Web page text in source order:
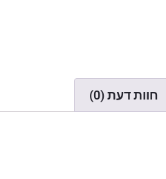
חוות דעת (0)